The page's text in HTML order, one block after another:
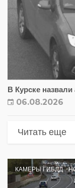
В Курске
06.08.2026
Читать еще
КАМЕРЫ ГИБДД